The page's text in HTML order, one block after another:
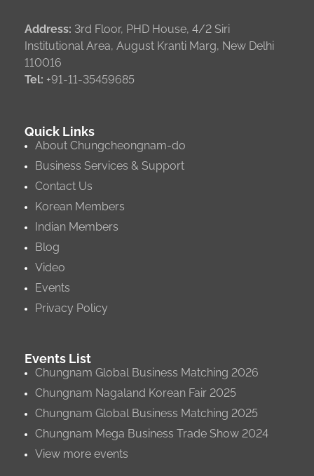
Address: 3rd Floor, PHD House, 4/2 Siri
Institutional Area, August Kranti Marg, New Delhi
110016
Tel: +91-11-35459685
Quick Links
About Chungcheongnam-do
Business Services & Support
Contact Us
Korean Members
Indian Members
Blog
Video
Events
Privacy Policy
Events List
Chungnam Global Business Matching 2026
Chungnam Nagaland Korean Fair 2025
Chungnam Global Business Matching 2025
Chungnam Mega Business Trade Show 2024
View more events